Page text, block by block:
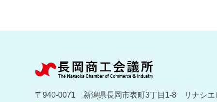
〒940-0071 新潟県長岡市表町3丁目1-8 リナシエ